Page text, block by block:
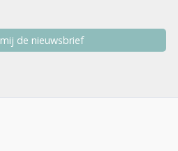
Ja, stuur mij de nieuwsbrief